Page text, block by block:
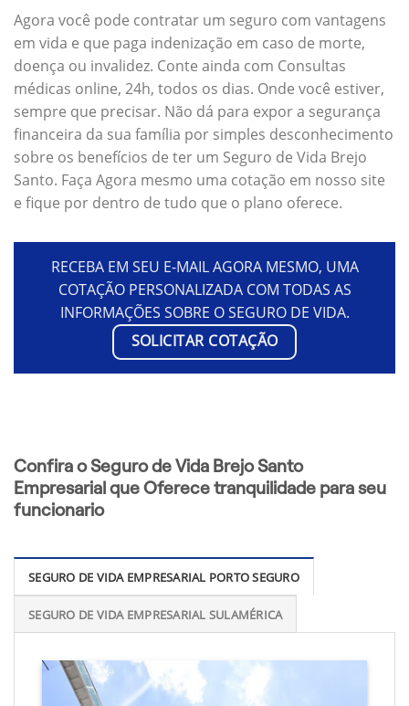
Agora você pode contratar um seguro com vantagens
em vida e que paga indenização em caso de morte,
doença ou invalidez. Conte ainda com Consultas
médicas online, 24h, todos os dias. Onde você estiver,
sempre que precisar. Não dá para expor a segurança
financeira da sua família por simples desconhecimento
sobre os benefícios de ter um Seguro de Vida Brejo
Santo. Faça Agora mesmo uma cotação em nosso site
e fique por dentro de tudo que o plano oferece.
RECEBA EM SEU E-MAIL AGORA MESMO, UMA
COTAÇÃO PERSONALIZADA COM TODAS AS
INFORMAÇÕES SOBRE O SEGURO DE VIDA.
SOLICITAR COTAÇÃO
Confira o Seguro de Vida Brejo Santo
Empresarial que Oferece tranquilidade para seu
funcionario
SEGURO DE VIDA EMPRESARIAL PORTO SEGURO
SEGURO DE VIDA EMPRESARIAL SULAMÉRICA